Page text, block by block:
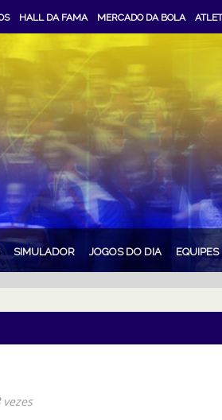
HALL DA FAMA MERCADO DA BOLA
SIMULADOR JOGOS DO DIA EQUIPES
vezes